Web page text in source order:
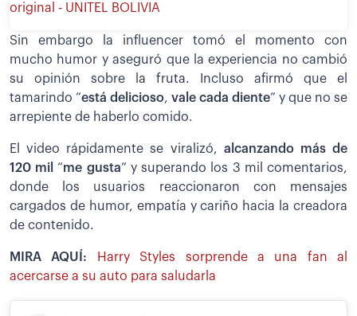
original - UNITEL BOLIVIA
Sin embargo la influencer tomó el momento con
mucho humor y aseguró que la experiencia no cambió
su opinión sobre la fruta. Incluso afirmó que el
tamarindo “está delicioso, vale cada diente” y que no se
arrepiente de haberlo comido.
El video rápidamente se viralizó, alcanzando más de
120 mil
“me gusta” y superando los 3 mil comentarios,
donde los usuarios reaccionaron con mensajes
cargados de humor, empatía y cariño hacia la creadora
de contenido.
MIRA AQUÍ:
Harry Styles sorprende a una fan al
acercarse a su auto para saludarla